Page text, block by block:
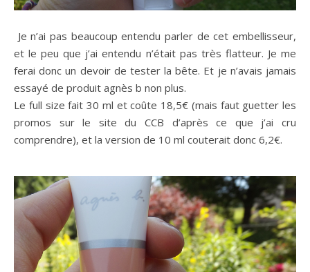
Je n’ai pas beaucoup entendu parler de cet embellisseur,
et le peu que j’ai entendu n’était pas très flatteur. Je me
ferai donc un devoir de tester la bête. Et je n’avais jamais
essayé de produit agnès b non plus.
Le full size fait 30 ml et coûte 18,5€ (mais faut guetter les
promos sur le site du CCB d’après ce que j’ai cru
comprendre), et la version de 10 ml couterait donc 6,2€.